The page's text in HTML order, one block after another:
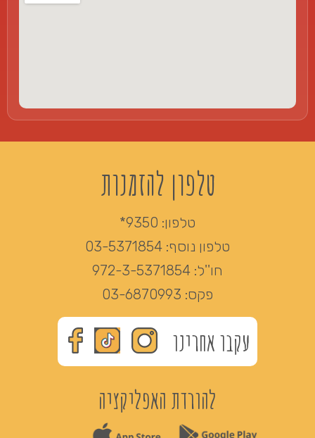
טלפון להזמנות
טלפון: 9350*
טלפון נוסף: 03-5371854
חו''ל: 972-3-5371854
פקס: 03-6870993
עקבו אחרינו
להורדת האפליקציה